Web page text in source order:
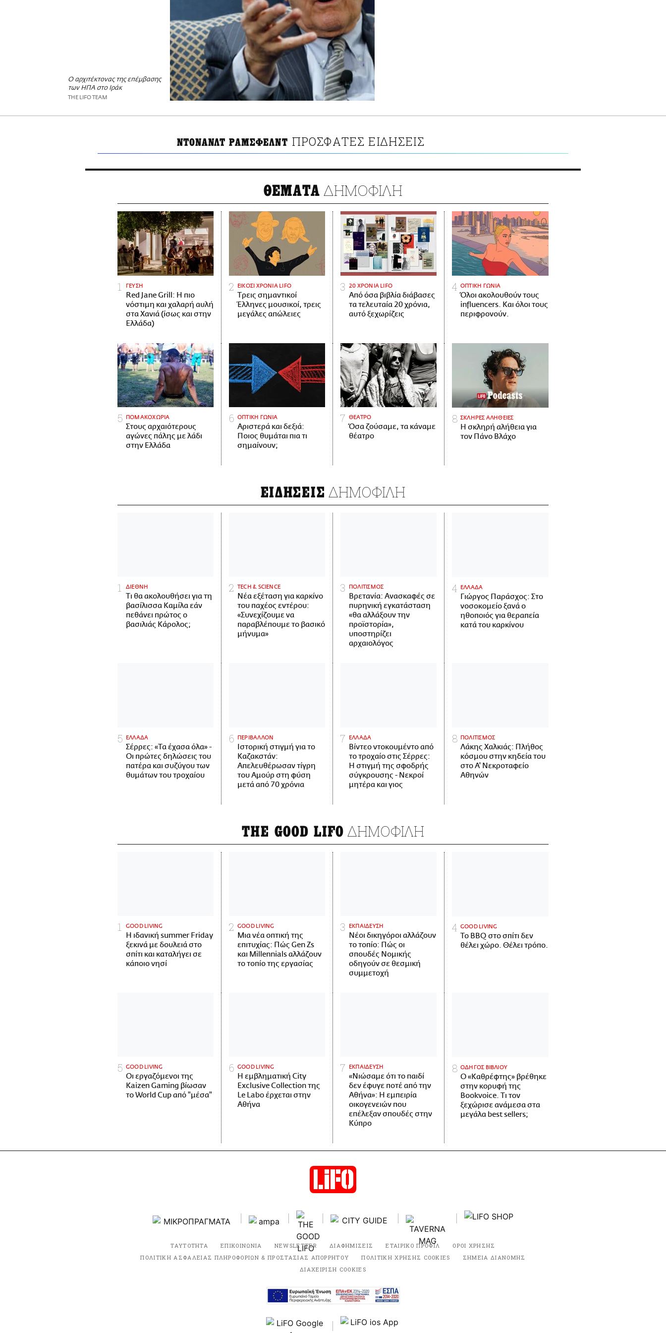
Ο αρχιτέκτονας της επέμβασης
των ΗΠΑ στο Ιράκ
THE LIFO TEAM
ΝΤΟΝΑΝΛΤ ΡΑΜΣΦΕΛΝΤ ΠΡΟΣΦΑΤΕΣ ΕΙΔΗΣΕΙΣ
ΘΕΜΑΤΑ ΔΗΜΟΦΙΛΗ
ΓΕΥΣΗ
Red Jane Grill: Η πιο
νόστιμη και χαλαρή αυλή
στα Χανιά (ίσως και στην
Ελλάδα)
ΕΙΚΟΣΙ ΧΡΟΝΙΑ LIFO
Tρεις σημαντικοί
Έλληνες μουσικοί, τρεις
μεγάλες απώλειες
20 ΧΡΟΝΙΑ LIFO
Από όσα βιβλία διάβασες
τα τελευταία 20 χρόνια,
αυτό ξεχωρίζεις
ΟΠΤΙΚΗ ΓΩΝΙΑ
Όλοι ακολουθούν τους
influencers. Και όλοι τους
περιφρονούν.
ΠΟΜΑΚΟΧΩΡΙΑ
Στους αρχαιότερους
αγώνες πάλης με λάδι
στην Ελλάδα
ΟΠΤΙΚΗ ΓΩΝΙΑ
Αριστερά και δεξιά:
Ποιος θυμάται πια τι
σημαίνουν;
ΘΕΑΤΡΟ
Όσα ζούσαμε, τα κάναμε
θέατρο
ΣΚΛΗΡΕΣ ΑΛΗΘΕΙΕΣ
H σκληρή αλήθεια για
τον Πάνο Βλάχο
ΕΙΔΗΣΕΙΣ ΔΗΜΟΦΙΛΗ
ΔΙΕΘΝΗ
Τι θα ακολουθήσει για τη
βασίλισσα Καμίλα εάν
πεθάνει πρώτος ο
βασιλιάς Κάρολος;
ΤECH & SCIENCE
Νέα εξέταση για καρκίνο
του παχέος εντέρου:
«Συνεχίζουμε να
παραβλέπουμε το βασικό
μήνυμα»
ΠΟΛΙΤΙΣΜΟΣ
Βρετανία: Ανασκαφές σε
πυρηνική εγκατάσταση
«θα αλλάξουν την
προϊστορία»,
υποστηρίζει
αρχαιολόγος
ΕΛΛΑΔΑ
Γιώργος Παράσχος: Στο
νοσοκομείο ξανά ο
ηθοποιός για θεραπεία
κατά του καρκίνου
ΕΛΛΑΔΑ
Σέρρες: «Τα έχασα όλα» -
Οι πρώτες δηλώσεις του
πατέρα και συζύγου των
θυμάτων του τροχαίου
ΠΕΡΙΒΑΛΛΟΝ
Ιστορική στιγμή για το
Καζακστάν:
Απελευθέρωσαν τίγρη
του Αμούρ στη φύση
μετά από 70 χρόνια
ΕΛΛΑΔΑ
Βίντεο ντοκουμέντο από
το τροχαίο στις Σέρρες:
Η στιγμή της σφοδρής
σύγκρουσης - Νεκροί
μητέρα και γιος
ΠΟΛΙΤΙΣΜΟΣ
Λάκης Χαλκιάς: Πλήθος
κόσμου στην κηδεία του
στο Α' Νεκροταφείο
Αθηνών
THE GOOD LIFO ΔΗΜΟΦΙΛΗ
GOOD LIVING
Η ιδανική summer Friday
ξεκινά με δουλειά στο
σπίτι και καταλήγει σε
κάποιο νησί
GOOD LIVING
Μια νέα οπτική της
επιτυχίας: Πώς Gen Zs
και Millennials αλλάζουν
το τοπίο της εργασίας
ΕΚΠΑΙΔΕΥΣΗ
Νέοι δικηγόροι αλλάζουν
το τοπίο: Πώς οι
σπουδές Νομικής
οδηγούν σε θεσμική
συμμετοχή
GOOD LIVING
Το BBQ στο σπίτι δεν
θέλει χώρο. Θέλει τρόπο.
GOOD LIVING
Οι εργαζόμενοι της
Kaizen Gaming βίωσαν
το World Cup από "μέσα"
GOOD LIVING
Η εμβληματική City
Exclusive Collection της
Le Labo έρχεται στην
Αθήνα
ΕΚΠΑΙΔΕΥΣΗ
«Νιώσαμε ότι το παιδί
δεν έφυγε ποτέ από την
Αθήνα»: Η εμπειρία
οικογενειών που
επέλεξαν σπουδές στην
Κύπρο
ΟΔΗΓΟΣ ΒΙΒΛΙΟΥ
Ο «Καθρέφτης» βρέθηκε
στην κορυφή της
Bookvoice. Τι τον
ξεχώρισε ανάμεσα στα
μεγάλα best sellers;
ΤΑΥΤΟΤΗΤΑ ΕΠΙΚΟΙΝΩΝΙΑ NEWSLETTER ΔΙΑΦΗΜΙΣΕΙΣ ΕΤΑΙΡΙΚΟ ΠΡΟΦΙΛ
ΟΡΟΙ ΧΡΗΣΗΣ
ΠΟΛΙΤΙΚΗ ΑΣΦΑΛΕΙΑΣ ΠΛΗΡΟΦΟΡΙΩΝ & ΠΡΟΣΤΑΣΙΑΣ ΑΠΟΡΡΗΤΟΥ
ΠΟΛΙΤΙΚΗ ΧΡΗΣΗΣ COOKIES
ΣΗΜΕΙΑ ΔΙΑΝΟΜΗΣ
ΔΙΑΧΕΙΡΙΣΗ COOKIES